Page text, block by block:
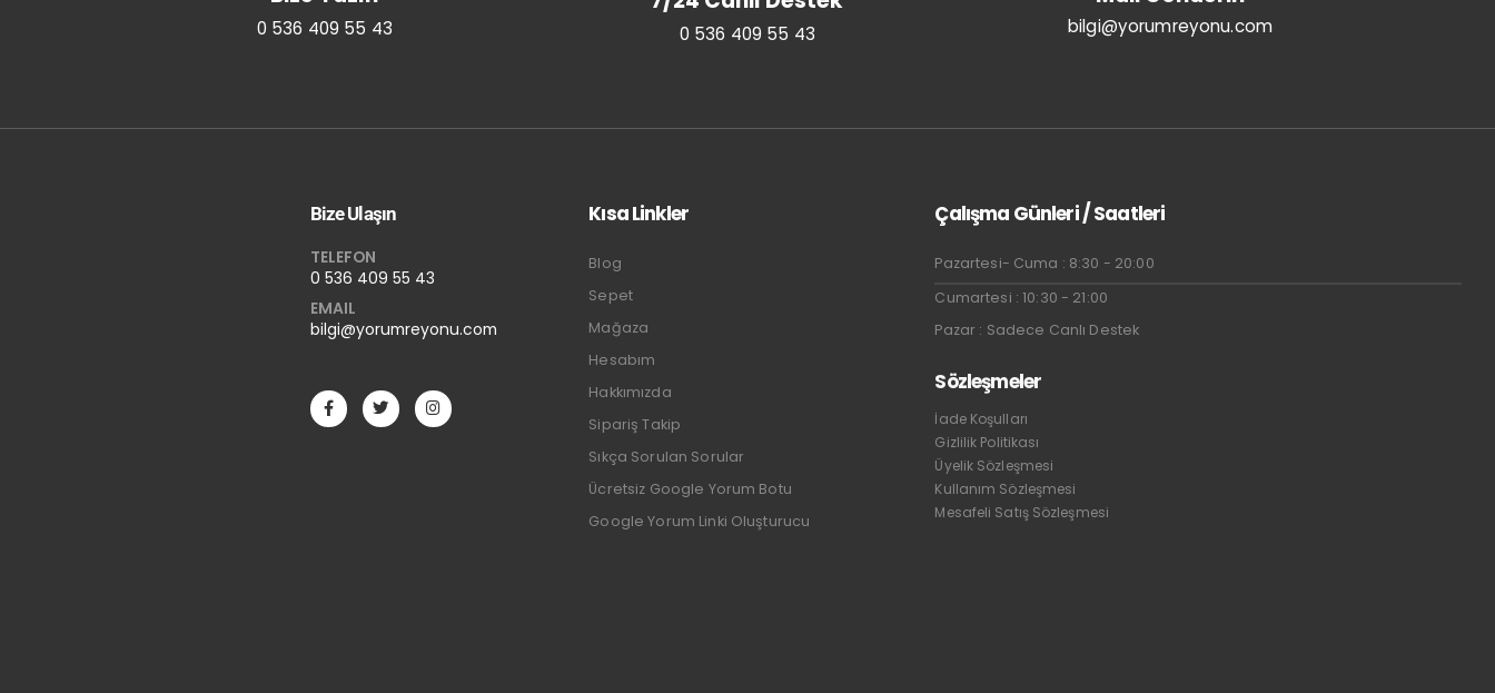
0 536 409 55 43 0 536 409 55 43 bilgi@yorumreyonu.com
Bize Ulaşın
TELEFON
0 536 409 55 43
EMAIL
bilgi@yorumreyonu.com
Kısa Linkler
Blog
Sepet
Mağaza
Hesabım
Hakkımızda
Sipariş Takip
Sıkça Sorulan Sorular
Ücretsiz Google Yorum Botu
Google Yorum Linki Oluşturucu
Çalışma Günleri / Saatleri
Pazartesi- Cuma : 8:30 - 20:00
Cumartesi : 10:30 - 21:00
Pazar : Sadece Canlı Destek
Sözleşmeler
İade Koşulları
Gizlilik Politikası
Üyelik Sözleşmesi
Kullanım Sözleşmesi
Mesafeli Satış Sözleşmesi